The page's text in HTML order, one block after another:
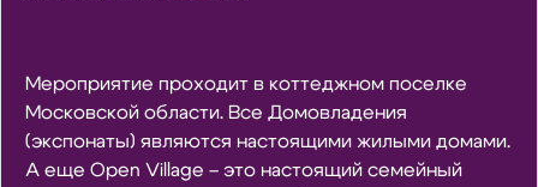
Мероприятие проходит в коттеджном поселке
Московской области. Все Домовладения
(экспонаты) являются настоящими жилыми домами.
А еще Open Village – это настоящий семейный